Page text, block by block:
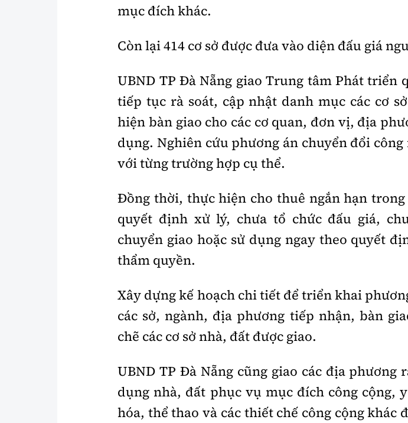
mục đích khác.
Còn lại 414 cơ sở được đưa vào diện đấu giá
UBND TP Đà Nẵng giao Trung tâm Phát triển
tiếp tục rà soát, cập nhật danh mục các cơ
hiện bàn giao cho các cơ quan, đơn vị, địa
dụng. Nghiên cứu phương án chuyển đổi
với từng trường hợp cụ thể.
Đồng thời, thực hiện cho thuê ngắn hạn
quyết định xử lý, chưa tổ chức đấu giá,
chuyển giao hoặc sử dụng ngay theo quyết
thẩm quyền.
Xây dựng kế hoạch chi tiết để triển khai
các sở, ngành, địa phương tiếp nhận, bàn
chẽ các cơ sở nhà, đất được giao.
UBND TP Đà Nẵng cũng giao các địa phương
dụng nhà, đất phục vụ mục đích công cộng,
hóa, thể thao và các thiết chế công cộng khác